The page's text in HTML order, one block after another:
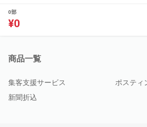
0部
¥0
商品一覧
集客支援サービス
ポスティ
新聞折込